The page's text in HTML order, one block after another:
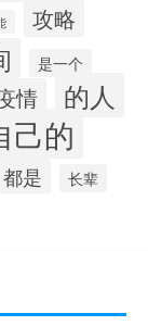
攻略
是一个
情 的人
己的
都是 长辈